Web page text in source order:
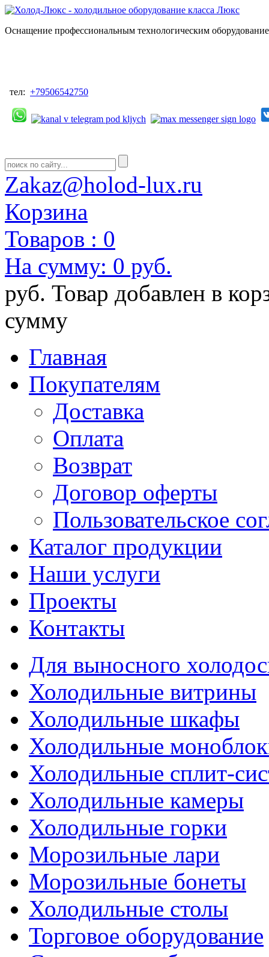
Оснащение профессиональным технологическим
тел: +79506542750
Zakaz@holod-lux.ru
Корзина
Товаров : 0
На сумму: 0 руб.
руб. Товар добавлен в
сумму
Главная
Покупателям
Доставка
Оплата
Возврат
Договор оферты
Пользовательское
Каталог продукции
Наши услуги
Проекты
Контакты
Для выносного
Холодильные витрины
Холодильные шкафы
Холодильные
Холодильные сплит-
Холодильные камеры
Холодильные горки
Морозильные лари
Морозильные бонеты
Холодильные столы
Торговое оборудование